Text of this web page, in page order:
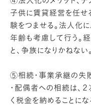
子供に賃貸経営を任せ
験をつませる。法人化
年齢も考慮して行う。
と、争族になりかねない
⑤相続・事業承継の失
・配偶者への相続は、
く税金を納めることにな